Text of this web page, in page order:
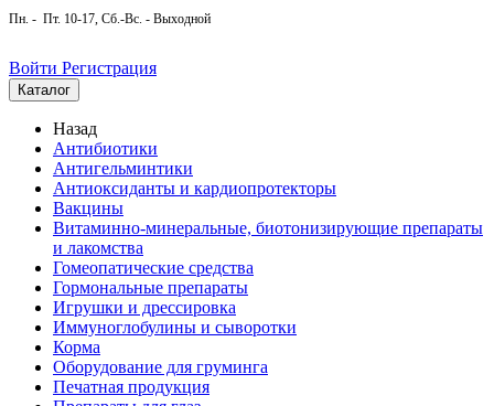
Пн. - Пт. 10-17, Сб.-Вс. - Выходной
Войти Регистрация
Каталог
Назад
Антибиотики
Антигельминтики
Антиоксиданты и кардиопротекторы
Вакцины
Витаминно-минеральные, биотонизирующие препараты
и лакомства
Гомеопатические средства
Гормональные препараты
Игрушки и дрессировка
Иммуноглобулины и сыворотки
Корма
Оборудование для груминга
Печатная продукция